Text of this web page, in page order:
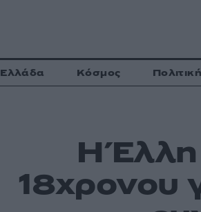
Ελλάδα Κόσμος Πολιτική
Η Έλλη
18χρονου